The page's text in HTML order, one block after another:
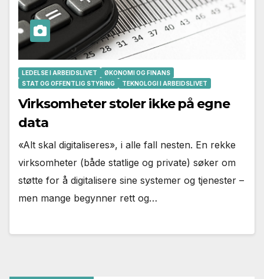
LEDELSE I ARBEIDSLIVET
ØKONOMI OG FINANS
STAT OG OFFENTLIG STYRING
TEKNOLOGI I ARBEIDSLIVET
Virksomheter stoler ikke på egne
data
«Alt skal digitaliseres», i alle fall nesten. En rekke
virksomheter (både statlige og private) søker om
støtte for å digitalisere sine systemer og tjenester –
men mange begynner rett og…